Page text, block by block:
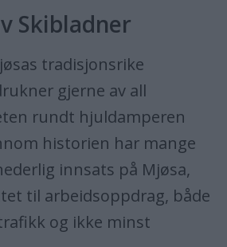
Skibladner
tradisjonsrike
gjerne av all
rundt hjuldamperen
historien har mange
innsats på Mjøsa,
til arbeidsoppdrag, både
og ikke minst